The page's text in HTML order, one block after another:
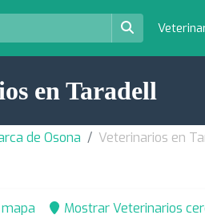
en Taradell
de Osona Veterinarios en
Mostrar Veterinarios